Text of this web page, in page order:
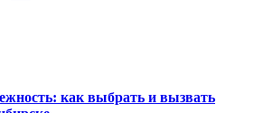
как выбрать и вызвать